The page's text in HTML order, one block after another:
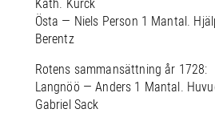
Kath. Kurck
Östa — Niels Person 1 Mantal.
Berentz
Rotens sammansättning år 1728:
Langnöö — Anders 1 Mantal.
Gabriel Sack